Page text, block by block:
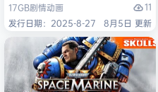
17GB剧情动画
11
发行日期：2025-8-27
8月5日 更新